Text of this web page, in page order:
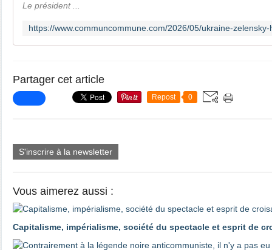
Le président ...
Partager cet article
Repost 0
S'inscrire à la newsletter
Vous aimerez aussi :
Capitalisme, impérialisme, société du spectacle et esprit de